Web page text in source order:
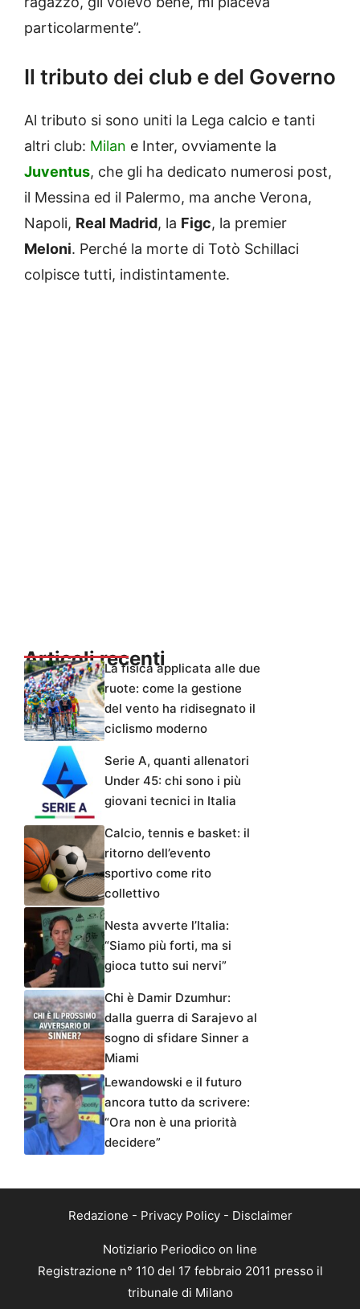
particolarmente”.
Il tributo dei club e del Governo
Al tributo si sono uniti la Lega calcio e tanti
altri club: Milan e Inter, ovviamente la
Juventus, che gli ha dedicato numerosi post,
il Messina ed il Palermo, ma anche Verona,
Napoli, Real Madrid, la Figc, la premier
Meloni. Perché la morte di Totò Schillaci
colpisce tutti, indistintamente.
Articoli recentiLa fisica applicata alle due
ruote: come la gestione
del vento ha ridisegnato il
ciclismo moderno
Serie A, quanti allenatori
Under 45: chi sono i più
giovani tecnici in Italia
Calcio, tennis e basket: il
ritorno dell’evento
sportivo come rito
collettivo
Nesta avverte l’Italia:
“Siamo più forti, ma si
gioca tutto sui nervi”
Chi è Damir Dzumhur:
dalla guerra di Sarajevo al
sogno di sfidare Sinner a
Miami
Lewandowski e il futuro
ancora tutto da scrivere:
“Ora non è una priorità
decidere”
Redazione - Privacy Policy- Disclaimer
Notiziario Periodico on line
Registrazione n° 110 del 17 febbraio 2011 presso il
tribunale di Milano